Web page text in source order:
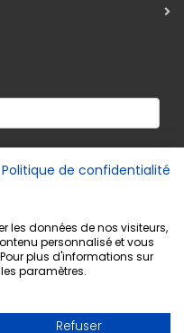
Politique de confidentialité
les données de nos visiteurs,
personnalisé et vous
plus d'informations sur
paramètres.
Refuser